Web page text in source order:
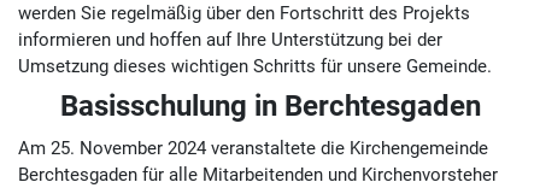
werden Sie regelmäßig über den Fortschritt des Projekts
informieren und hoffen auf Ihre Unterstützung bei der
Umsetzung dieses wichtigen Schritts für unsere Gemeinde.
Basisschulung in Berchtesgaden
Am 25. November 2024 veranstaltete die Kirchengemeinde
Berchtesgaden für alle Mitarbeitenden und Kirchenvorsteher